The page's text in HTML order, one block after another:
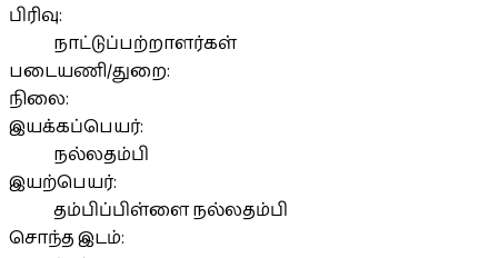
பிரிவு:
நாட்டுப்பற்றாளர்கள்
படையணி/துறை:
நிலை:
இயக்கப்பெயர்:
நல்லதம்பி
இயற்பெயர்:
தம்பிப்பிள்ளை நல்லதம்பி
சொந்த இடம்: